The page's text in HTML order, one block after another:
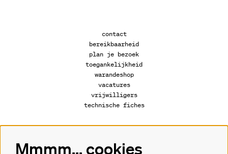
contact
bereikbaarheid
plan je bezoek
toegankelijkheid
warandeshop
vacatures
vrijwilligers
technische fiches
Volg ons
Mmmm... cookies